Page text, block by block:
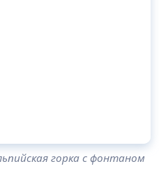
горка с фонтаном